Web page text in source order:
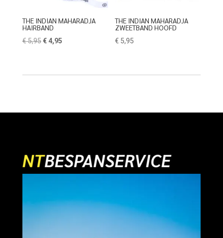
THE INDIAN MAHARADJA
HAIRBAND
€5,95 Oorspronkelijke
€4,95Huidige
THE INDIAN MAHARADJA
ZWEETBAND HOOFD
€ 5,95